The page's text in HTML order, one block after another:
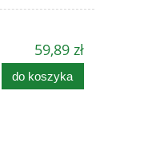
59,89 zł
do koszyka